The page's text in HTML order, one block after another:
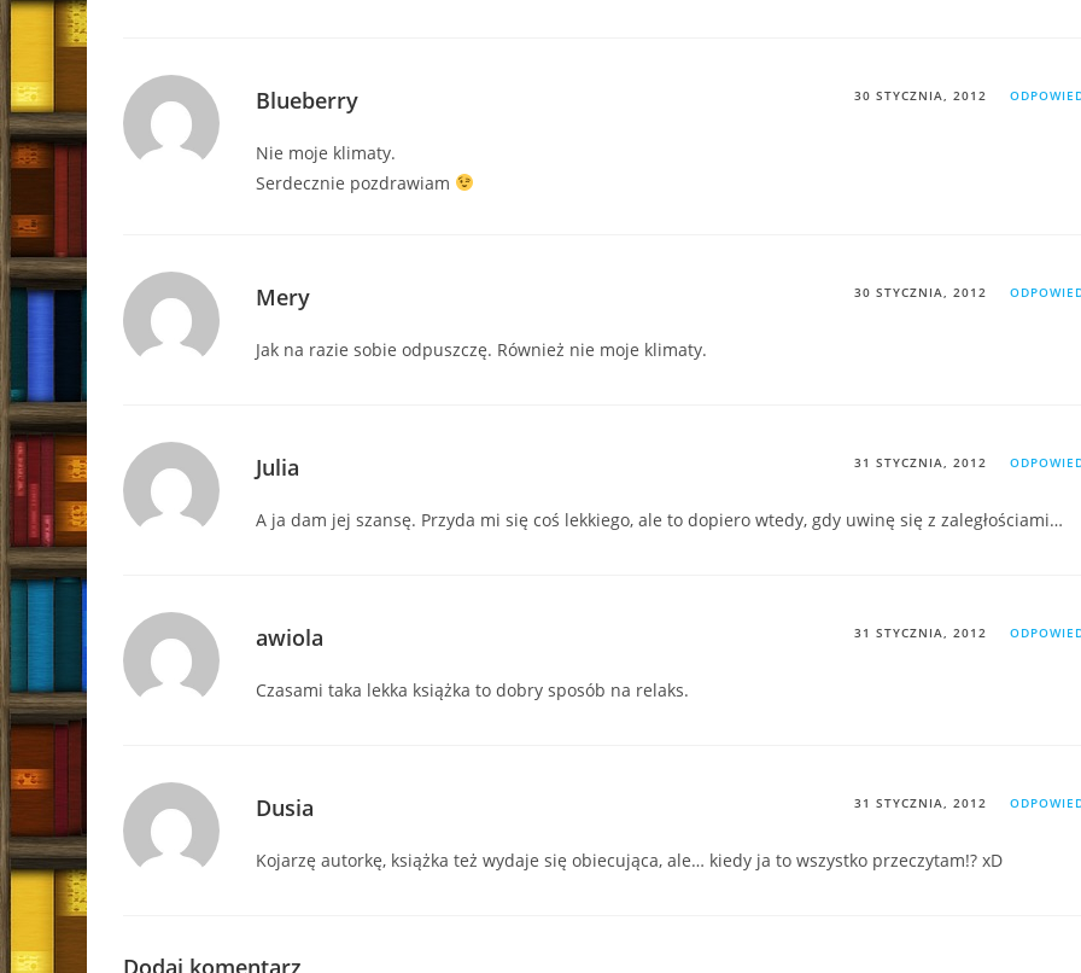
Blueberry 30 STYCZNIA, 2012
Nie moje klimaty.
Serdecznie pozdrawiam
Mery 30 STYCZNIA, 2012
Jak na razie sobie odpuszczę. Również nie moje klimaty.
Julia 31 STYCZNIA, 2012
A ja dam jej szansę. Przyda mi się coś lekkiego, ale to dopiero wtedy, gdy uwinę się z zaległościami…
awiola 31 STYCZNIA, 2012
Czasami taka lekka książka to dobry sposób na relaks.
Dusia 31 STYCZNIA, 2012
Kojarzę autorkę, książka też wydaje się obiecująca, ale… kiedy ja to wszystko przeczytam!? xD
Dodaj komentarz